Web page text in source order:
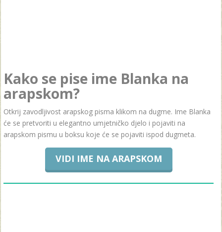
Kako se pise ime Blanka na
arapskom?
Otkrij zavodljivost arapskog pisma klikom na dugme. Ime Blanka
će se pretvoriti u elegantno umjetničko djelo i pojaviti na
arapskom pismu u boksu koje će se pojaviti ispod dugmeta.
VIDI IME NA ARAPSKOM